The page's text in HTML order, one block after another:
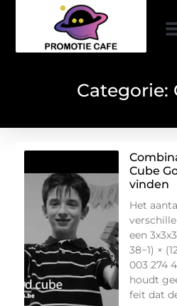
Categorie:
Cube
vinden
Het
een
38−1) ×
003 274
houdt
feit dat